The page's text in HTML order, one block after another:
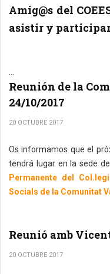
Amig@s del
asistir y
Reunión de la
24/10/2017
20 OCTUBRE 2017
Os informamos que el
tendrá lugar en la sede
Permanente del
Socials de la Comunitat
Reunió amb
20 OCTUBRE 2017